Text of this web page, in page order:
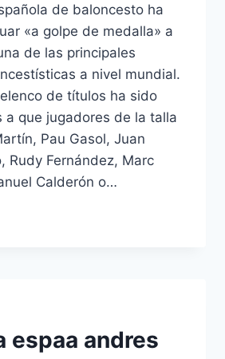
de baloncesto ha
«a golpe de medalla» a
de las principales
a nivel mundial.
de títulos ha sido
a que jugadores de la talla
Pau Gasol, Juan
Rudy Fernández, Marc
Calderón o…
espaa andres